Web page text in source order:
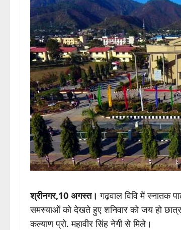
श्रीनगर,10 अगस्त। गढ़वाल विवि में स्नातक
समस्याओं को देखते हुए शनिवार को जय हो
कल्याण प्रो. महावीर सिंह नेगी से मिले।